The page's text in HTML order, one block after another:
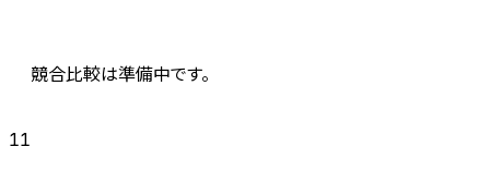
競合比較は準備中です。
11